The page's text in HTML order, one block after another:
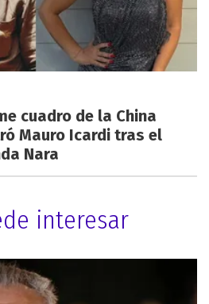
cuadro de la China
Mauro Icardi tras el
Nara
interesar